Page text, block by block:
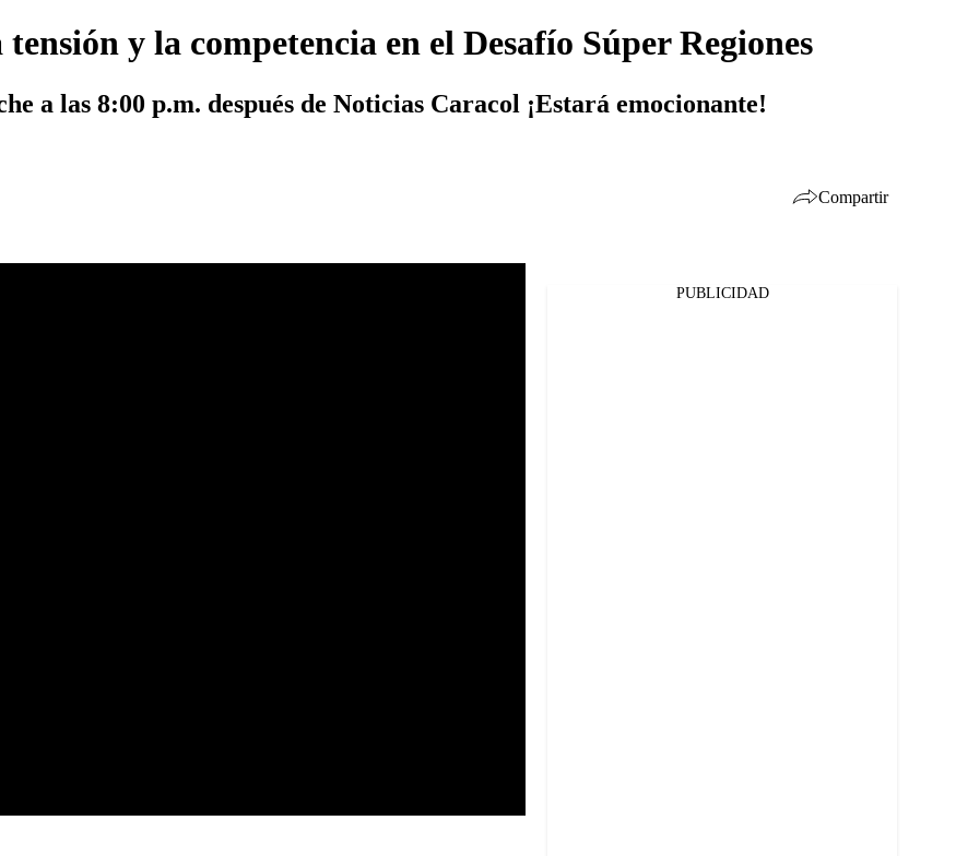
y la competencia en el Desafío Súper Regiones
a las 8:00 p.m. después de Noticias Caracol ¡Estará emocionante!
Compartir
PUBLICIDAD